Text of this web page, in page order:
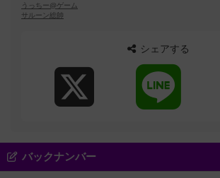
うっちー@ゲーム
サルーン総帥
シェアする
バックナンバー